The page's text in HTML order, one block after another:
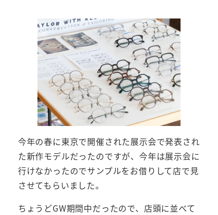
今年の春に東京で開催された展示会で発表され
た新作モデルだったのですが、今年は展示会に
行けなかったのでサンプルをお借りして店で見
させてもらいました。
ちょうどGW期間中だったので、店頭に並べて